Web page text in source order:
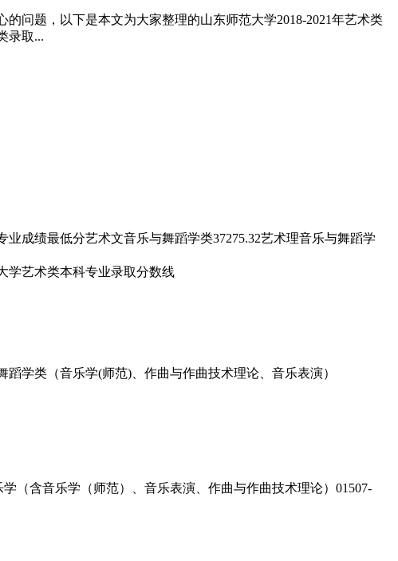
问题，以下是本文为大家整理的山东师范大学2018-2021年艺术类
录取...
成绩最低分艺术文音乐与舞蹈学类37275.32艺术理音乐与舞蹈学
学类（音乐学(师范)、作曲与作曲技术理论、音乐表演）
（含音乐学（师范）、音乐表演、作曲与作曲技术理论）01507-